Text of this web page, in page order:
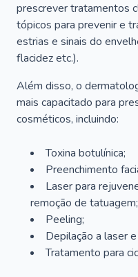
prescrever tratamentos
tópicos para prevenir e
estrias e sinais do
flacidez etc.).
Além disso, o
mais capacitado para
cosméticos, incluindo:
Toxina botulínica;
Preenchimento
Laser para
remoção de tatuagem;
Peeling;
Depilação a laser
Tratamento para